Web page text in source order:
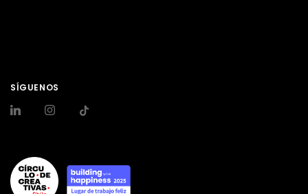
SÍGUENOS